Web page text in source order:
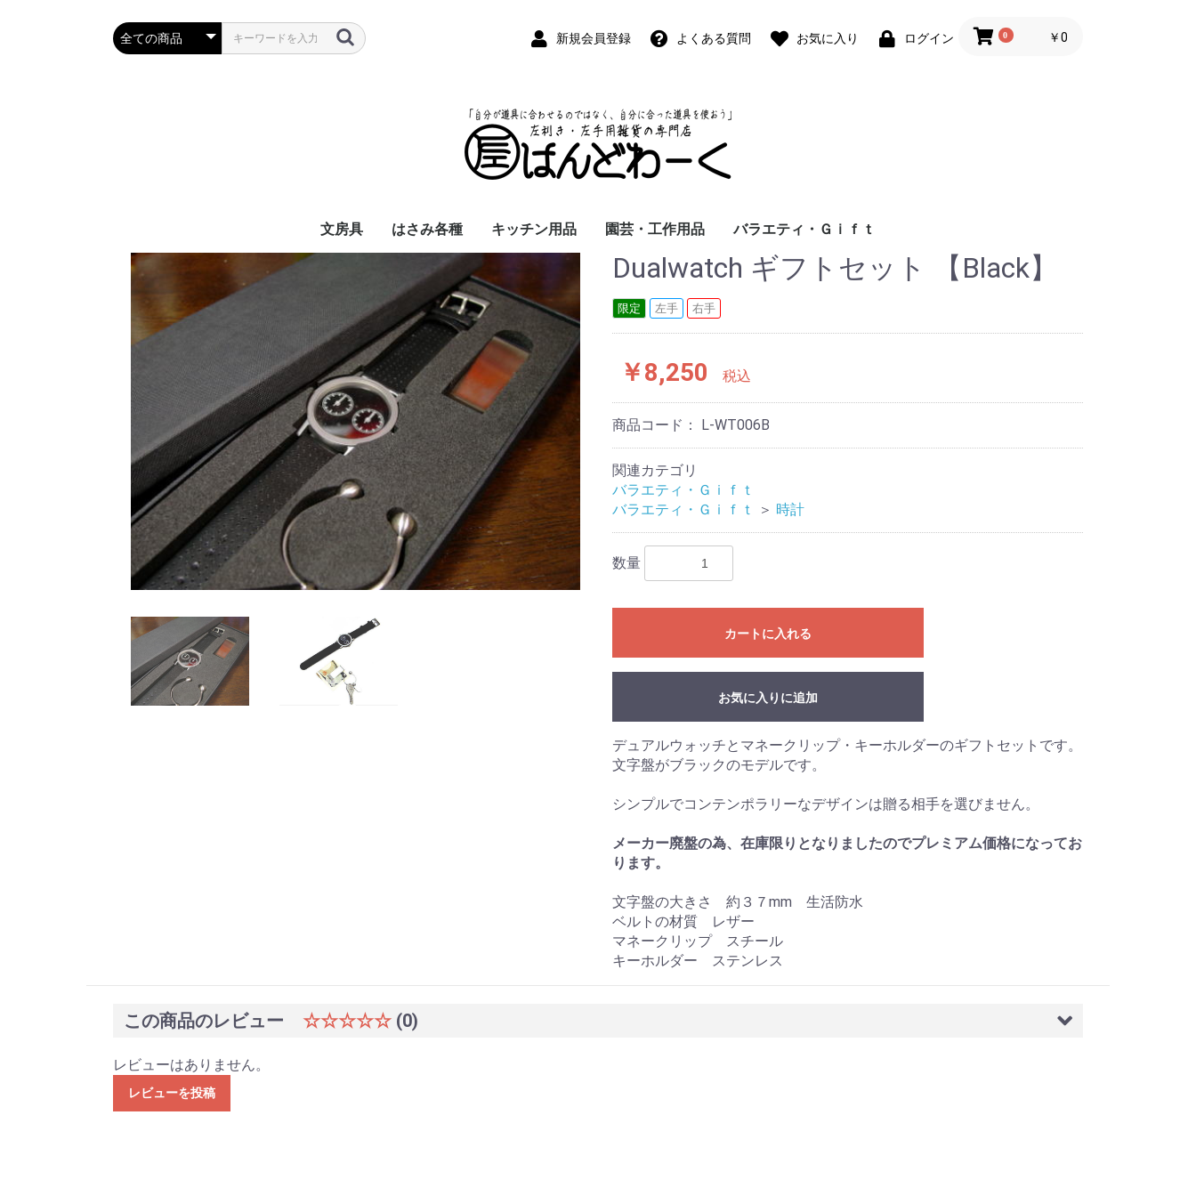
新規会員登録 よくある質問 お気に入り ログイン 0 ￥0
文房具
鉛筆・シャープペン
彫刻刀・小刀(切出刀)
はさみ各種
学習はさみ
事務はさみ
和裁・洋裁はさみ
美容はさみ
その他・専門はさみ
キッチン用品
洋・和包丁
横手・後手急須
レードル
調理用具
テーブル小物
園芸・工作用品
草取鎌
園芸はさみ
メジャー・曲尺
カッター
工作用具・その他
バラエティ・Ｇｉｆｔ
Wallet(財布)
時計
デジタル小物
バラエティグッズ
ファッション小物
京扇子
書籍
Dualwatch ギフトセット 【Black】
限定 左手 右手
￥8,250 税込
商品コード： L-WT006B
関連カテゴリ
バラエティ・Ｇｉｆｔ
バラエティ・Ｇｉｆｔ
＞ 時計
数量
カートに入れる
お気に入りに追加
デュアルウォッチとマネークリップ・キーホルダーのギフトセットです。
文字盤がブラックのモデルです。
シンプルでコンテンポラリーなデザインは贈る相手を選びません。
メーカー廃盤の為、在庫限りとなりましたのでプレミアム価格になってお
ります。
文字盤の大きさ 約３７mm 生活防水
ベルトの材質 レザー
マネークリップ スチール
キーホルダー ステンレス
この商品のレビュー ☆☆☆☆☆ (0)
レビューはありません。
レビューを投稿